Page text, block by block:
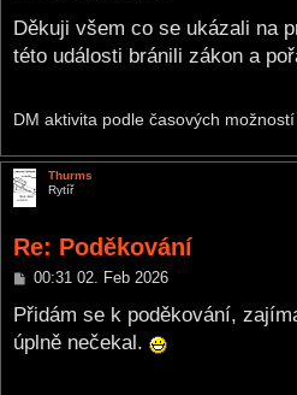
s
Děkuji všem co se ukázali na
této události bránili zákon a
DM aktivita podle časových
Thurms
Rytíř
Re: Poděkování
P
s
00:31 02. Feb 2026
Přidám se k poděkování,
úplně nečekal.